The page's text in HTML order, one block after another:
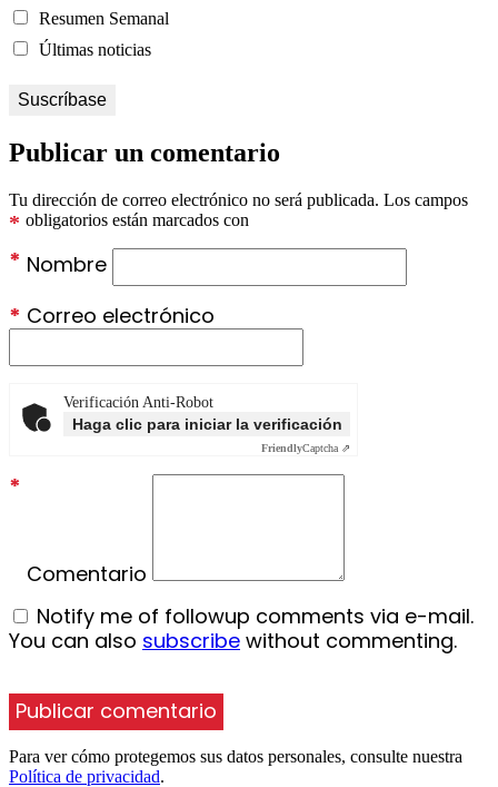
Resumen Semanal
Últimas noticias
Publicar un comentario
Tu dirección de correo electrónico no será publicada. Los campos
obligatorios están marcados con
*
Nombre
*
Correo electrónico
*
Verificación Anti-Robot
Haga clic para iniciar la verificación
FriendlyCaptcha ⇗
Comentario
*
Notify me of followup comments via e-mail.
You can also subscribe without commenting.
Para ver cómo protegemos sus datos personales, consulte nuestra
Política de privacidad.